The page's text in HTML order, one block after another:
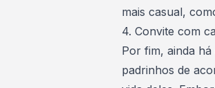
mais casual,
4. Convite com
Por fim, ainda
padrinhos de